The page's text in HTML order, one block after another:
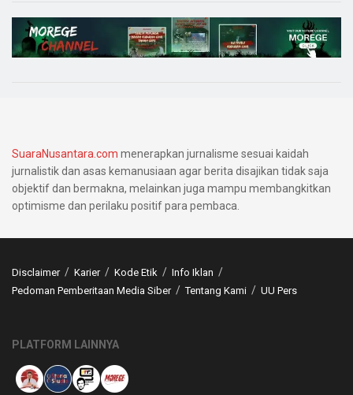
SuaraNusantara.com menerapkan jurnalisme sesuai kaidah
jurnalistik dan asas kemanusiaan agar berita disajikan tidak saja
objektif dan bermakna, melainkan juga mampu membangkitkan
optimisme dan perilaku positif para pembaca.
Disclaimer Karier Kode Etik
Info Iklan
Pedoman Pemberitaan Media Siber
Tentang Kami UU Pers
PLATFORM LAINNYA